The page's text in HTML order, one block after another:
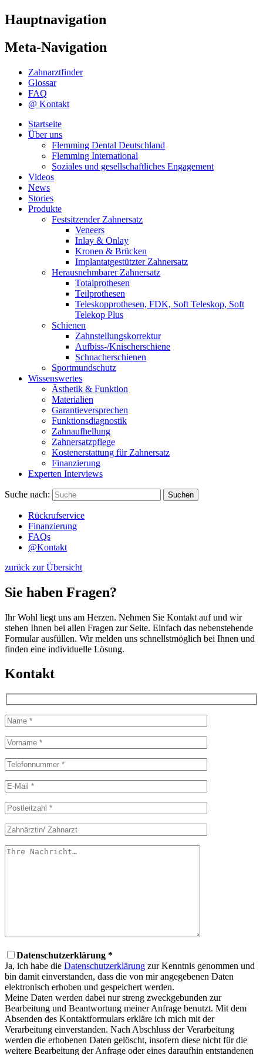
Hauptnavigation
Meta-Navigation
Zahnarztfinder
Glossar
FAQ
@ Kontakt
Startseite
Über uns
Flemming Dental Deutschland
Flemming International
Soziales und gesellschaftliches Engagement
Videos
News
Stories
Produkte
Festsitzender Zahnersatz
Veneers
Inlay & Onlay
Kronen & Brücken
Implantatgestützter Zahnersatz
Herausnehmbarer Zahnersatz
Totalprothesen
Teilprothesen
Teleskopprothesen, FDK, Soft Teleskop, Soft
Telekop Plus
Schienen
Zahnstellungskorrektur
Aufbiss-/Knischerschiene
Schnacherschienen
Sportmundschutz
Wissenswertes
Ästhetik & Funktion
Materialien
Garantieversprechen
Funktionsdiagnostik
Zahnaufhellung
Zahnersatzpflege
Kostenerstattung für Zahnersatz
Finanzierung
Experten Interviews
Suche nach: Suchen
Rückrufservice
Finanzierung
FAQs
@Kontakt
zurück zur Übersicht
Sie haben Fragen?
Ihr Wohl liegt uns am Herzen. Nehmen Sie Kontakt auf und wir
stehen Ihnen bei allen Fragen zur Seite. Einfach das nebenstehende
Formular ausfüllen. Wir melden uns schnellstmöglich bei Ihnen und
finden eine individuelle Lösung.
Kontakt
Datenschutzerklärung *
Ja, ich habe die Datenschutzerklärung zur Kenntnis genommen und
bin damit einverstanden, dass die von mir angegebenen Daten
elektronisch erhoben und gespeichert werden.
Meine Daten werden dabei nur streng zweckgebunden zur
Bearbeitung und Beantwortung meiner Anfrage benutzt. Mit dem
Absenden des Kontaktformulars erkläre ich mich mit der
Verarbeitung einverstanden. Nach Abschluss der Verarbeitung
werden die erhobenen Daten gelöscht, insofern diese nicht für die
weitere Bearbeitung der Anfrage oder eines daraufhin entstandenen